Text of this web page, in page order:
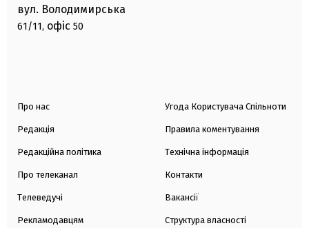
вул. Володимирська
61/11, офіс 50
Про нас
Редакція
Редакційна політика
Про телеканал
Телеведучі
Рекламодавцям
Угода Користувача Спільноти
Правила коментування
Технічна інформація
Контакти
Вакансії
Структура власності